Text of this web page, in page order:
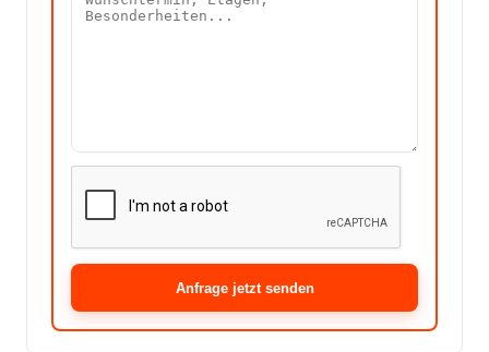
Anfrage jetzt senden